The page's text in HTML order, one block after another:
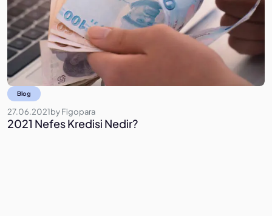
Blog
27.06.2021byFigopara
2021 Nefes Kredisi Nedir?